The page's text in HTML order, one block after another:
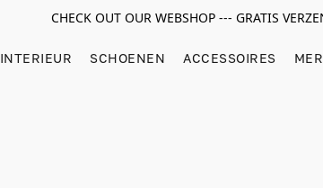
CHECK OUT OUR WEBSHOP --- GRATIS
INTERIEUR SCHOENEN ACCESSOIRES